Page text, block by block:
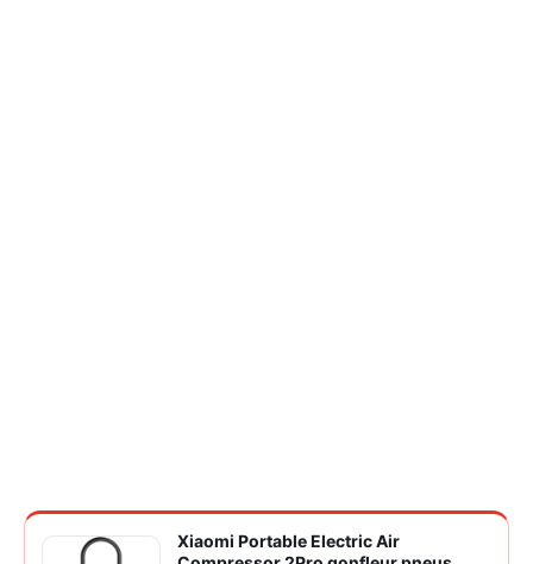
Xiaomi Portable Electric Air